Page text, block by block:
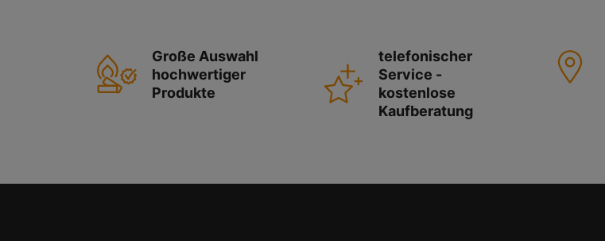
Große Auswahl
hochwertiger
Produkte
telefonischer
Service -
kostenlose
Kaufberatung